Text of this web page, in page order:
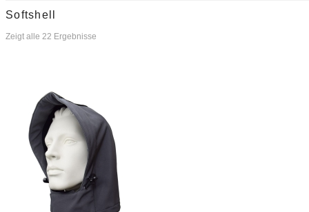
Softshell
Zeigt alle 22 Ergebnisse